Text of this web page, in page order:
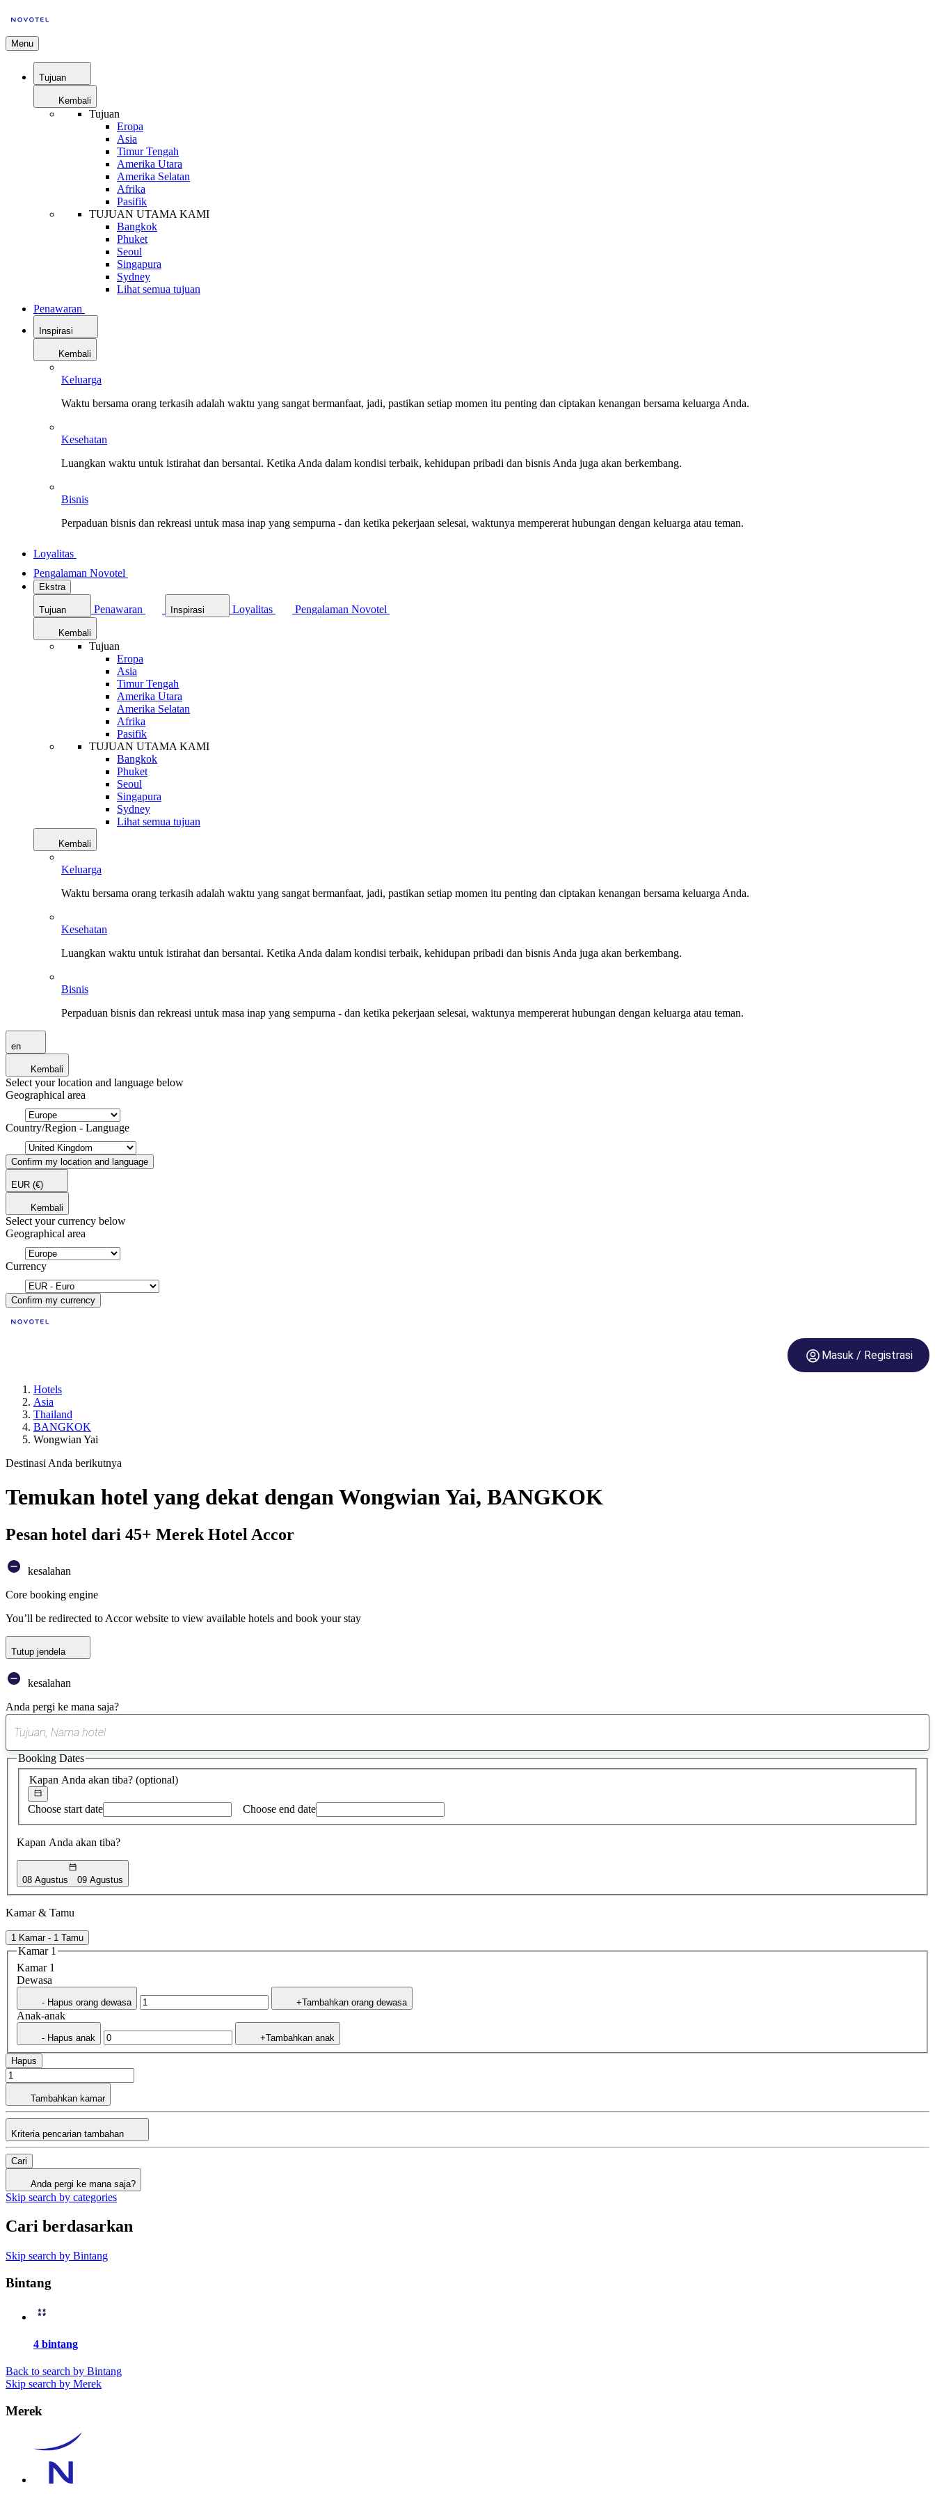
Menu
Tujuan
Kembali
Tujuan
Eropa
Asia
Timur Tengah
Amerika Utara
Amerika Selatan
Afrika
Pasifik
TUJUAN UTAMA KAMI
Bangkok
Phuket
Seoul
Singapura
Sydney
Lihat semua tujuan
Penawaran
Inspirasi
Kembali
Keluarga
Waktu bersama orang terkasih adalah waktu yang sangat bermanfaat, jadi, pastikan setiap momen itu penting dan ciptakan kenangan bersama keluarga Anda.
Kesehatan
Luangkan waktu untuk istirahat dan bersantai. Ketika Anda dalam kondisi terbaik, kehidupan pribadi dan bisnis Anda juga akan berkembang.
Bisnis
Perpaduan bisnis dan rekreasi untuk masa inap yang sempurna - dan ketika pekerjaan selesai, waktunya mempererat hubungan dengan keluarga atau teman.
Loyalitas
Pengalaman Novotel
Ekstra
Tujuan Penawaran Inspirasi Loyalitas Pengalaman Novotel
Kembali
Tujuan
Eropa
Asia
Timur Tengah
Amerika Utara
Amerika Selatan
Afrika
Pasifik
TUJUAN UTAMA KAMI
Bangkok
Phuket
Seoul
Singapura
Sydney
Lihat semua tujuan
Kembali
Keluarga
Waktu bersama orang terkasih adalah waktu yang sangat bermanfaat, jadi, pastikan setiap momen itu penting dan ciptakan kenangan bersama keluarga Anda.
Kesehatan
Luangkan waktu untuk istirahat dan bersantai. Ketika Anda dalam kondisi terbaik, kehidupan pribadi dan bisnis Anda juga akan berkembang.
Bisnis
Perpaduan bisnis dan rekreasi untuk masa inap yang sempurna - dan ketika pekerjaan selesai, waktunya mempererat hubungan dengan keluarga atau teman.
en
Kembali
Select your location and language below
Geographical area
Country/Region - Language
Confirm my location and language
EUR (€)
Kembali
Select your currency below
Geographical area
Currency
Confirm my currency
Masuk / Registrasi
Hotels
Asia
Thailand
BANGKOK
Wongwian Yai
Destinasi Anda berikutnya
Temukan hotel yang dekat dengan Wongwian Yai, BANGKOK
Pesan hotel dari 45+ Merek Hotel Accor
kesalahan
Core booking engine
You’ll be redirected to Accor website to view available hotels and book your stay
Tutup jendela
kesalahan
Anda pergi ke mana saja?
saran
ditemukan
Kapan Anda akan tiba? (optional)
Choose start date Choose end date
Kapan Anda akan tiba?
08 Agustus 09 Agustus
Booking Dates
Kamar & Tamu
1 Kamar - 1 Tamu
Kamar 1
Kamar 1
Dewasa
- Hapus orang dewasa +Tambahkan orang dewasa
Anak-anak
- Hapus anak +Tambahkan anak
Hapus
Tambahkan kamar
Kriteria pencarian tambahan
Cari
Anda pergi ke mana saja?
Skip search by categories
Cari berdasarkan
Skip search by Bintang
Bintang
4 bintang
Back to search by Bintang
Skip search by Merek
Merek